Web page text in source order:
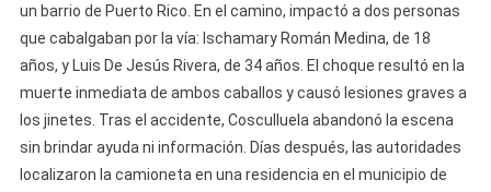
un barrio de Puerto Rico. En el camino, impactó a dos personas
que cabalgaban por la vía: Ischamary Román Medina, de 18
años, y Luis De Jesús Rivera, de 34 años. El choque resultó en la
muerte inmediata de ambos caballos y causó lesiones graves a
los jinetes. Tras el accidente, Cosculluela abandonó la escena
sin brindar ayuda ni información. Días después, las autoridades
localizaron la camioneta en una residencia en el municipio de